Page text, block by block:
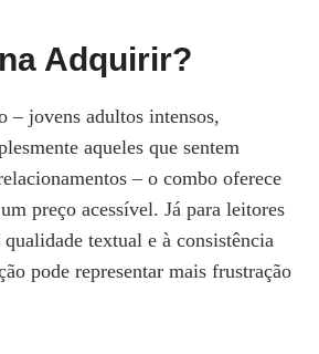
Adquirir?
– jovens adultos intensos,
aqueles que sentem
– o combo oferece
preço acessível. Já para leitores
textual e à consistência
pode representar mais frustração